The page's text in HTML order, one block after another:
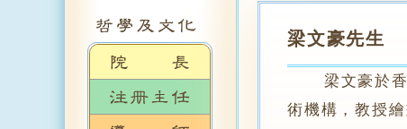
梁文豪先生
梁文豪於香港
術機構，教授